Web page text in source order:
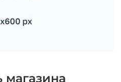
магазина